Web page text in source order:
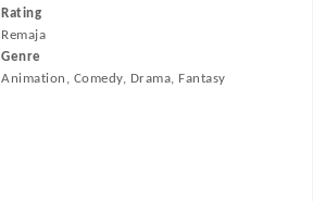
Rating
Remaja
Genre
Animation, Comedy, Drama, Fantasy